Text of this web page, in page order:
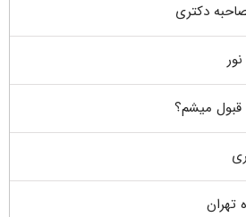
دکتری
قبول میشم؟
تهران